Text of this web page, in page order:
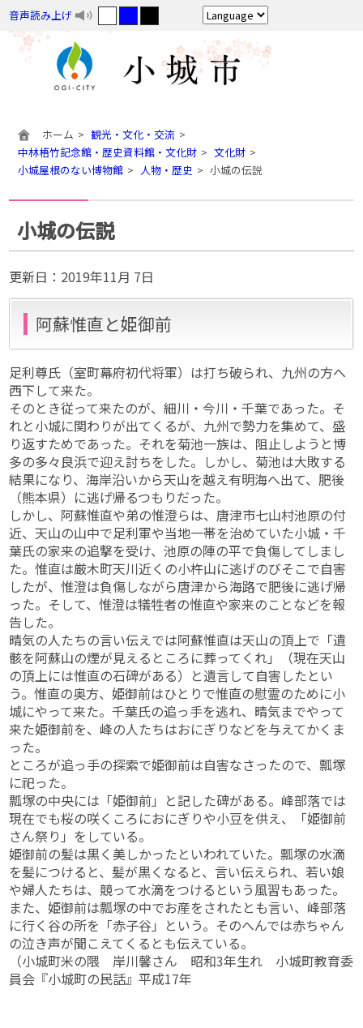
音声読み上げ
ホーム
観光・文化・交流
中林梧竹記念館・歴史資料館・文化財
文化財
小城屋根のない博物館
人物・歴史 小城の伝説
小城の伝説
更新日： 2019年11月 7日
阿蘇惟直と姫御前
足利尊氏（室町幕府初代将軍）は打ち破られ、九州の方へ
西下して来た。
そのとき従って来たのが、細川・今川・千葉であった。そ
れと小城に関わりが出てくるが、九州で勢力を集めて、盛
り返すためであった。それを菊池一族は、阻止しようと博
多の多々良浜で迎え討ちをした。しかし、菊池は大敗する
結果になり、海岸沿いから天山を越え有明海へ出て、肥後
（熊本県）に逃げ帰るつもりだった。
しかし、阿蘇惟直や弟の惟澄らは、唐津市七山村池原の付
近、天山の山中で足利軍や当地一帯を治めていた小城・千
葉氏の家来の追撃を受け、池原の陣の平で負傷してしまし
た。惟直は厳木町天川近くの小杵山に逃げのびそこで自害
したが、惟澄は負傷しながら唐津から海路で肥後に逃げ帰
った。そして、惟澄は犠牲者の惟直や家来のことなどを報
告した。
晴気の人たちの言い伝えでは阿蘇惟直は天山の頂上で「遺
骸を阿蘇山の煙が見えるところに葬ってくれ」（現在天山
の頂上には惟直の石碑がある）と遺言して自害したとい
う。惟直の奥方、姫御前はひとりで惟直の慰霊のために小
城にやって来た。千葉氏の追っ手を逃れ、晴気までやって
来た姫御前を、峰の人たちはおにぎりなどを与えてかくま
った。
ところが追っ手の探索で姫御前は自害なさったので、瓢塚
に祀った。
瓢塚の中央には「姫御前」と記した碑がある。峰部落では
現在でも桜の咲くころにおにぎりや小豆を供え、「姫御前
さん祭り」をしている。
姫御前の髪は黒く美しかったといわれていた。瓢塚の水滴
を髪につけると、髪が黒くなると、言い伝えられ、若い娘
や婦人たちは、競って水滴をつけるという風習もあった。
また、姫御前は瓢塚の中でお産をされたとも言い、峰部落
に行く谷の所を「赤子谷」という。そのへんでは赤ちゃん
の泣き声が聞こえてくるとも伝えている。
（小城町米の隈 岸川馨さん 昭和3年生れ 小城町教育委
員会『小城町の民話』平成17年